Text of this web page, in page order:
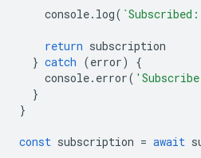
console. log( `Subscribed:
return subscription
} catch (error)
{
console. error(
}
}
const subscription = await